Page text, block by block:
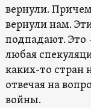
вернули.
вернули нам.
подпадают.
любая
каких-то стран
отвечая на
войны.